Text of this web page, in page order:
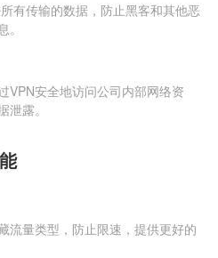
有传输的数据，防止黑客和其他恶
VPN安全地访问公司内部网络资
泄露。
流量类型，防止限速，提供更好的